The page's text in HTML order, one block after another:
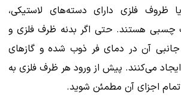
ظروف فلزی دارای دسته‌های لاستیکی،
چسبی هستند. حتی اگر بدنه ظرف فلزی و
جانبی آن در دمای فر ذوب شده و گازهای
می‌کنند. پیش از ورود هر ظرف فلزی به
اجزای آن مطمئن شوید.